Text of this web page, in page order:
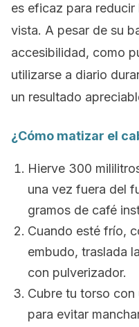
es eficaz para
vista. A pesar de su
accesibilidad, como
utilizarse a diario
un resultado
¿Cómo matizar el
Hierve 300
una vez fuera del
gramos de café
Cuando esté frío,
embudo, traslada
con pulverizador.
Cubre tu torso
para evitar